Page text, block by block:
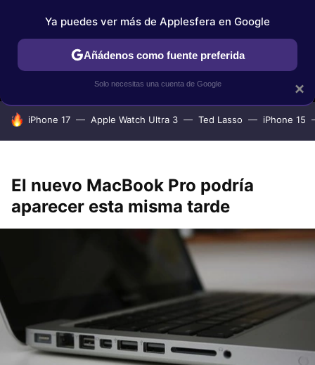
MENÚ NUEVO
TUTORIALES APPLESFERA SELECCIÓN
HOY SE HABLA DE
iPhone 17 Apple Watch Ultra 3 Ted Lasso iPhone 15
El nuevo MacBook Pro podría
aparecer esta misma tarde
×
Ya puedes ver más de Applesfera en Google
Añádenos como fuente preferida
Solo necesitas una cuenta de Google